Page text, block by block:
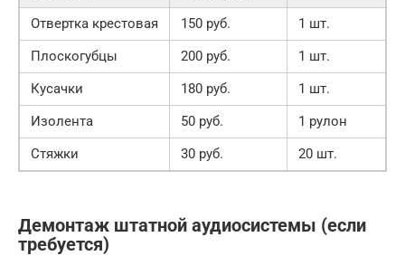
Отвертка крестовая 150 руб.
1 шт.
Плоскогубцы
200 руб.
1 шт.
Кусачки
180 руб.
1 шт.
Изолента
50 руб.
1 рулон
Стяжки
30 руб. 20 шт.
Демонтаж штатной аудиосистемы (если
требуется)